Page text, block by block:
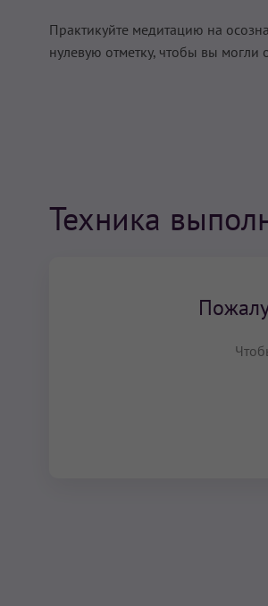
Практикуйте медитацию на
нулевую отметку, чтобы вы могли
Техника